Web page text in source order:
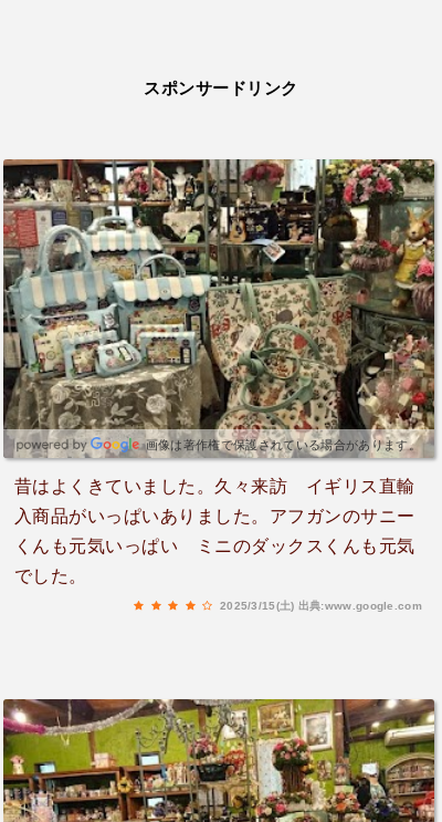
スポンサードリンク
画像は著作権で保護されている場合があります。
昔はよくきていました。久々来訪 イギリス直輸
入商品がいっぱいありました。アフガンのサニー
くんも元気いっぱい ミニのダックスくんも元気
でした。
2025/3/15(土) 出典:www.google.com